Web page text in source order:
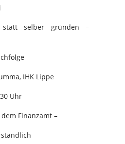
statt selber gründen –
IHK Lippe
Uhr
Finanzamt –